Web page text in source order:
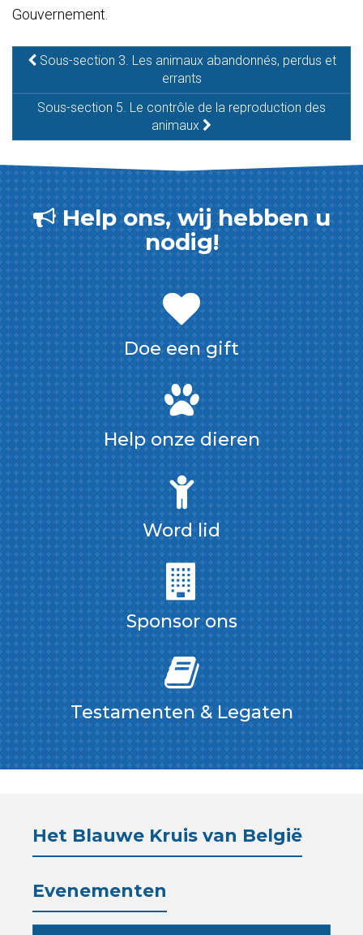
Gouvernement.
Sous-section 3. Les animaux abandonnés, perdus et
errants
Sous-section 5. Le contrôle de la reproduction des
animaux
Help ons, wij hebben u
nodig!
Doe een gift
Help onze dieren
Word lid
Sponsor ons
Testamenten & Legaten
Het Blauwe Kruis van België
Evenementen